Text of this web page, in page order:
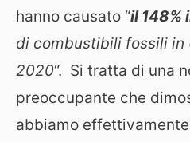
hanno causato “il 148%
di combustibili fossili in
2020“. Si tratta di una
preoccupante che
abbiamo